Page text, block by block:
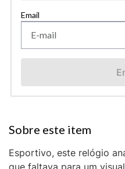
Esportivo, este relógio